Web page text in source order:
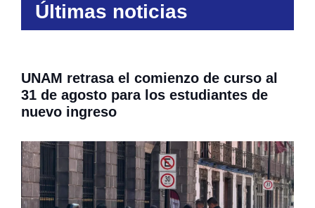
Últimas noticias
UNAM retrasa el comienzo de curso al
31 de agosto para los estudiantes de
nuevo ingreso